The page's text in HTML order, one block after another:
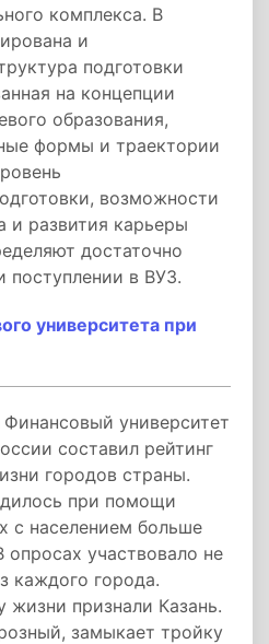
комплекса. В
и
подготовки
на концепции
образования,
формы и траектории
возможности
и развития карьеры
достаточно
поступлении в ВУЗ.
университета при
Финансовый университет
составил рейтинг
городов страны.
при помощи
с населением больше
участвовало не
каждого города.
жизни признали Казань.
замыкает тройку